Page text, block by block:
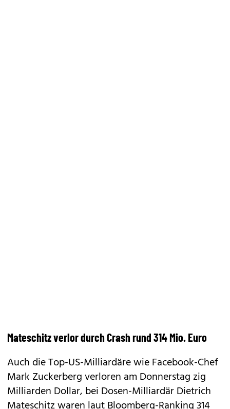
Mateschitz verlor durch Crash rund 314 Mio. Euro
Auch die Top-US-Milliardäre wie Facebook-Chef
Mark Zuckerberg verloren am Donnerstag zig
Milliarden Dollar, bei Dosen-Milliardär Dietrich